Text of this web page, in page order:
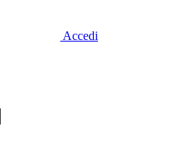
Accedi